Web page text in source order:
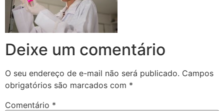
Deixe um comentário
O seu endereço de e-mail não será publicado. Campos
obrigatórios são marcados com *
Comentário *